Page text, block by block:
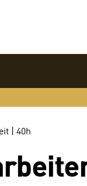
40h